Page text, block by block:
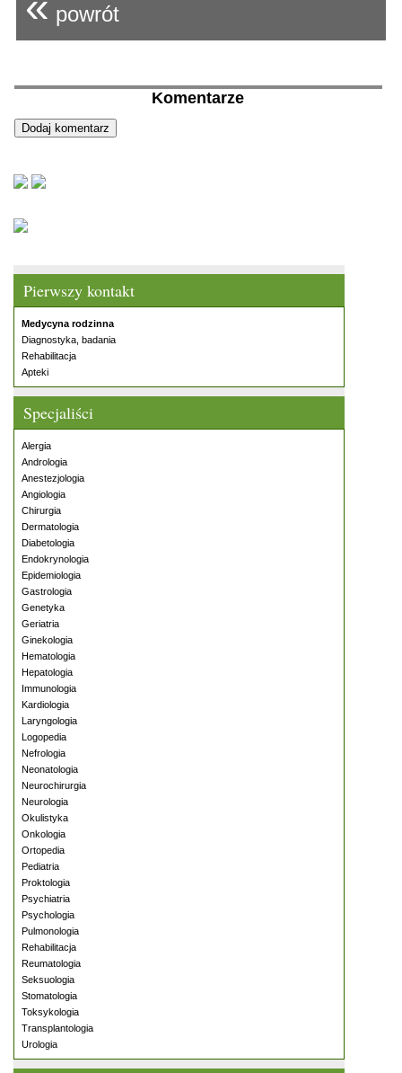
Pierwszy kontakt
Medycyna rodzinna
Diagnostyka, badania
Rehabilitacja
Apteki
Specjaliści
Alergia
Andrologia
Anestezjologia
Angiologia
Chirurgia
Dermatologia
Diabetologia
Endokrynologia
Epidemiologia
Gastrologia
Genetyka
Geriatria
Ginekologia
Hematologia
Hepatologia
Immunologia
Kardiologia
Laryngologia
Logopedia
Nefrologia
Neonatologia
Neurochirurgia
Neurologia
Okulistyka
Onkologia
Ortopedia
Pediatria
Proktologia
Psychiatria
Psychologia
Pulmonologia
Rehabilitacja
Reumatologia
Seksuologia
Stomatologia
Toksykologia
Transplantologia
Urologia
powrót
Komentarze